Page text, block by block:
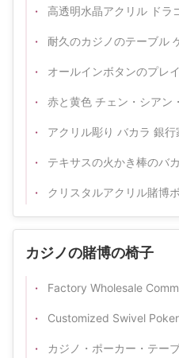
高透明水晶アクリル ドラゴンタイガー 中国語&英
耐久のカジノのテーブル ゲームのバカラ
オールインボタンのプレイヤー 銀行家 バカラ ギ
赤と黄色 チェン・シアン・ボード カジノ カス
アクリル彫り バカラ 銀行家 プレイヤー カジノ ポ
テキサスの火かき棒のバカラのブラックジャックの粘土の鉄のABS
クリスタルアクリル賭博ボード バカラ
カジノの賭博の椅子
Factory Wholesale Commercial Gambling
Customized Swivel Poker Gaming Chair
カジノ・ポーカー・テーブル・ゲーム用